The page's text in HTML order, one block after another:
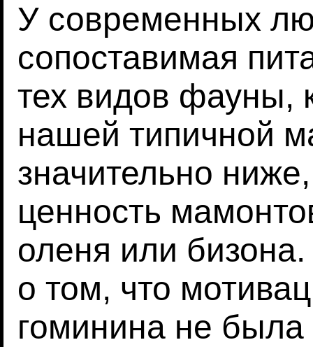
У современных
сопоставимая
тех видов фауны,
нашей типичной
значительно
ценность
оленя или бизона.
о том, что
гоминина не была